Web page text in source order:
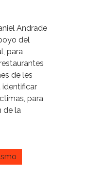
Andrade
del
para
de les
identificar
para
de la